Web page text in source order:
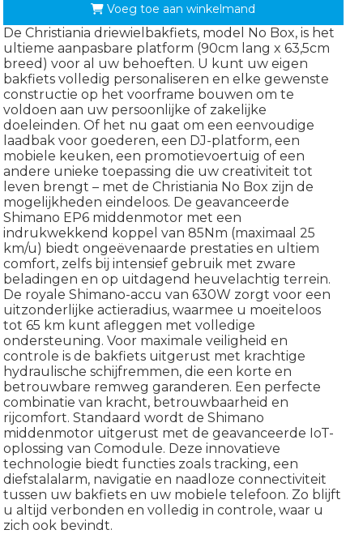
Voeg toe aan winkelmand
De Christiania driewielbakfiets, model No Box, is het
ultieme aanpasbare platform (90cm lang x 63,5cm
breed) voor al uw behoeften. U kunt uw eigen
bakfiets volledig personaliseren en elke gewenste
constructie op het voorframe bouwen om te
voldoen aan uw persoonlijke of zakelijke
doeleinden. Of het nu gaat om een eenvoudige
laadbak voor goederen, een DJ-platform, een
mobiele keuken, een promotievoertuig of een
andere unieke toepassing die uw creativiteit tot
leven brengt – met de Christiania No Box zijn de
mogelijkheden eindeloos. De geavanceerde
Shimano EP6 middenmotor met een
indrukwekkend koppel van 85Nm (maximaal 25
km/u) biedt ongeëvenaarde prestaties en ultiem
comfort, zelfs bij intensief gebruik met zware
beladingen en op uitdagend heuvelachtig terrein.
De royale Shimano-accu van 630W zorgt voor een
uitzonderlijke actieradius, waarmee u moeiteloos
tot 65 km kunt afleggen met volledige
ondersteuning. Voor maximale veiligheid en
controle is de bakfiets uitgerust met krachtige
hydraulische schijfremmen, die een korte en
betrouwbare remweg garanderen. Een perfecte
combinatie van kracht, betrouwbaarheid en
rijcomfort. Standaard wordt de Shimano
middenmotor uitgerust met de geavanceerde IoT-
oplossing van Comodule. Deze innovatieve
technologie biedt functies zoals tracking, een
diefstalalarm, navigatie en naadloze connectiviteit
tussen uw bakfiets en uw mobiele telefoon. Zo blijft
u altijd verbonden en volledig in controle, waar u
zich ook bevindt.